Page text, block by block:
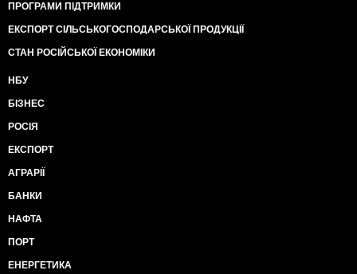
ПРОГРАМИ ПІДТРИМКИ
ЕКСПОРТ СІЛЬСЬКОГОСПОДАРСЬКОЇ ПРОДУКЦІЇ
СТАН РОСІЙСЬКОЇ ЕКОНОМІКИ
НБУ
БІЗНЕС
РОСІЯ
ЕКСПОРТ
АГРАРІЇ
БАНКИ
НАФТА
ПОРТ
ЕНЕРГЕТИКА